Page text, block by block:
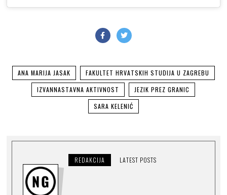
ANA MARIJA JASAK
FAKULTET HRVATSKIH STUDIJA U ZAGREBU
IZVANNASTAVNA AKTIVNOST
JEZIK PREZ GRANIC
SARA KELENIĆ
REDAKCIJA LATEST POSTS